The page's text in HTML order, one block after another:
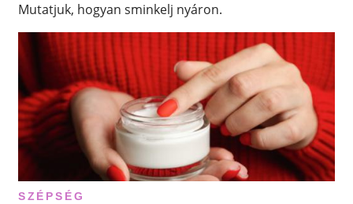
Mutatjuk, hogyan sminkelj nyáron.
SZÉPSÉG